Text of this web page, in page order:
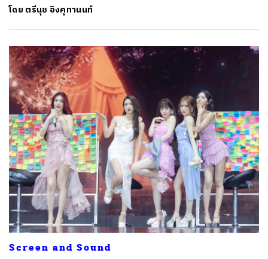
โดย ตรีนุช อิงคุทานนท์
Screen and Sound